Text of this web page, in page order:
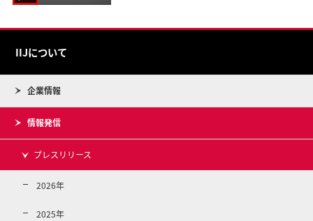
IIJについて
企業情報
情報発信
プレスリリース
2026年
2025年